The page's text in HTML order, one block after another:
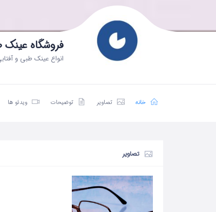
فروشگاه
انواع عینک طبی و
خانه تصاویر توضیحات ویدئو ها
تصاویر